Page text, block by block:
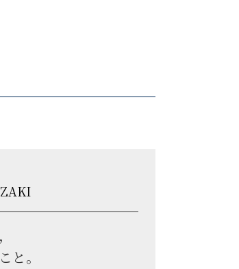
と。